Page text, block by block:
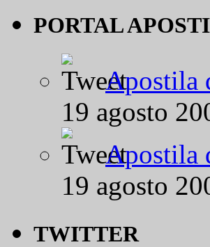
PORTAL
Apostila
19 agosto
Apostila
19 agosto
TWITTER